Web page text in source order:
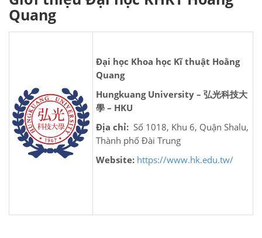
Quang
Đại học Khoa học Kĩ thuật Hoằng
Quang
Hungkuang University – 弘光科技大
學 – HKU
Địa chỉ: Số 1018, Khu 6, Quận Shalu,
Thành phố Đài Trung
Website: https://www.hk.edu.tw/